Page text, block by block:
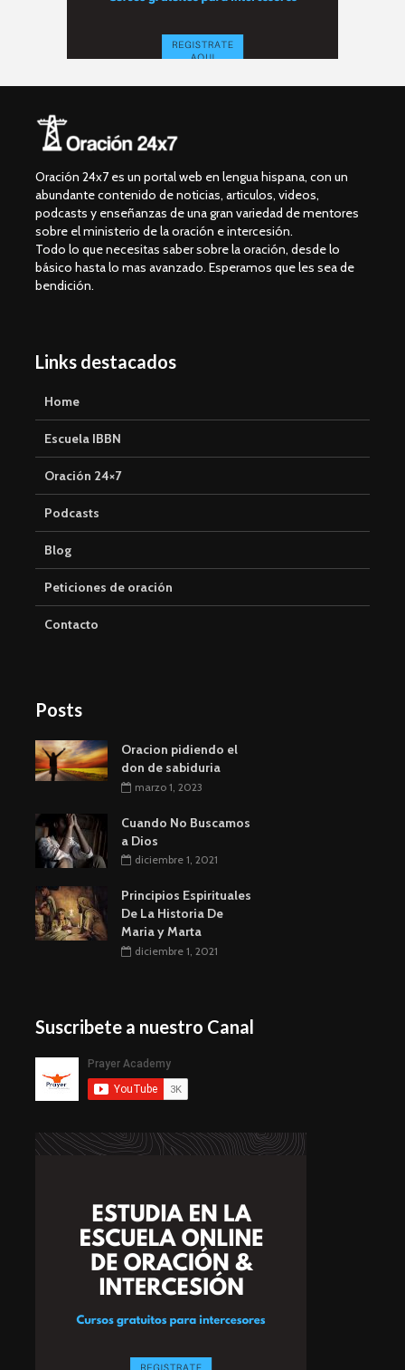
Oración 24x7 es un portal web en lengua hispana, con un
abundante contenido de noticias, articulos, videos,
podcasts y enseñanzas de una gran variedad de mentores
sobre el ministerio de la oración e intercesión.
Todo lo que necesitas saber sobre la oración, desde lo
básico hasta lo mas avanzado. Esperamos que les sea de
bendición.
Links destacados
Home
Escuela IBBN
Oración 24×7
Podcasts
Blog
Peticiones de oración
Contacto
Posts
Oracion pidiendo el
don de sabiduria
marzo 1, 2023
Cuando No Buscamos
a Dios
diciembre 1, 2021
Principios Espirituales
De La Historia De
Maria y Marta
diciembre 1, 2021
Suscribete a nuestro Canal